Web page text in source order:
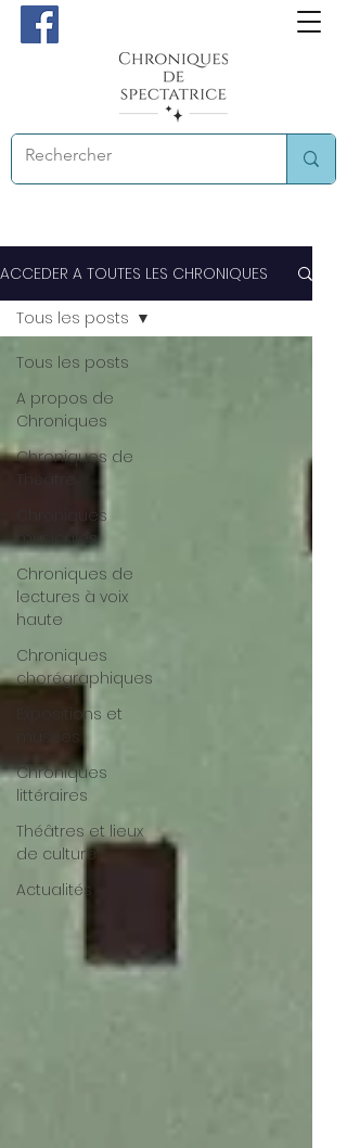
ACCEDER A TOUTES LES CHRONIQUES
Tous les posts
A propos de
Chroniques
Chroniques de
Théâtre
Chroniques
musicales
Chroniques de
lectures à voix
haute
Chroniques
chorégraphiques
Expositions et
musées
Chroniques
littéraires
Théâtres et lieux
de culture
Actualités
Tous les posts